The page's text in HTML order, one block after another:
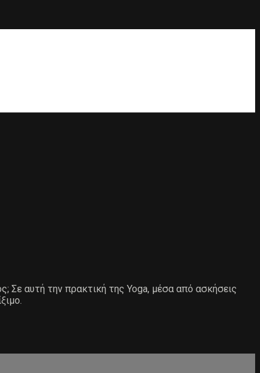
Σε αυτή την πρακτική της Yoga, μέσα από ασκήσεις